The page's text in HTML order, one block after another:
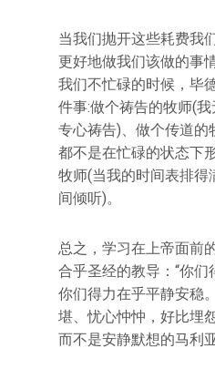
当我们抛开这些耗费我
更好地做我们该做的事
我们不忙碌的时候，毕
件事:做个祷告的牧师(
专心祷告)、做个传道的
都不是在忙碌的状态下
牧师(当我的时间表排得
间倾听)。
总之，学习在上帝面前
合乎圣经的教导：“你们
你们得力在乎平静安稳
堪、忧心忡忡，好比埋
而不是安静默想的马利亚